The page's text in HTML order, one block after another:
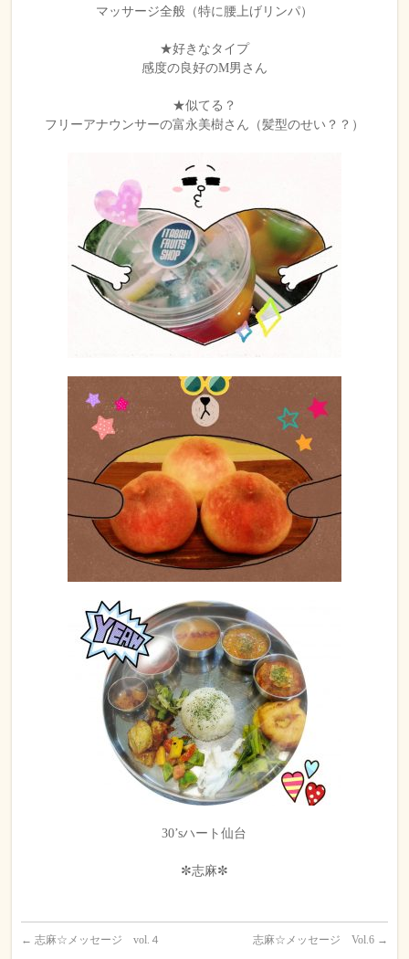
マッサージ全般（特に腰上げリンパ）
★好きなタイプ
感度の良好のM男さん
★似てる？
フリーアナウンサーの富永美樹さん（髪型のせい？？）
30’sハート仙台
✼志麻✼
← 志麻☆メッセージ vol.４ 志麻☆メッセージ Vol.6 →